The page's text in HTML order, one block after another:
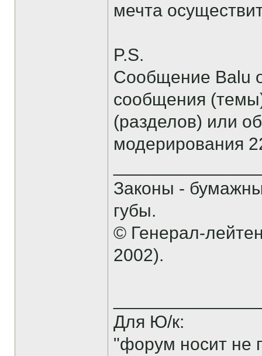
мечта
P.S.
Сообщение Balu
сообщения
(разделов) или
модерирования
Законы -
губы.
© Генерал-
2002).
Для Ю/к:
"форум носит не